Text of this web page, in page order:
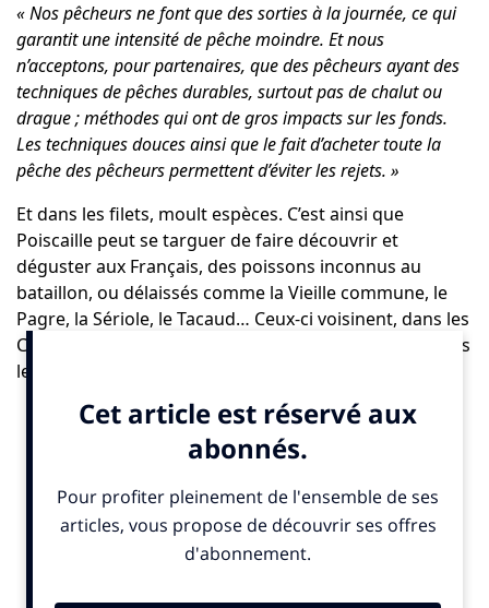
«Nos pêcheurs ne font que des sorties à la journée, ce qui
garantit une intensité de pêche moindre. Et nous
n’acceptons, pour partenaires, que des pêcheurs ayant des
techniques de pêches durables, surtout pas de chalut ou
drague ; méthodes qui ont de gros impacts sur les fonds.
Les techniques douces ainsi que le fait d’acheter toute la
pêche des pêcheurs permettent d’éviter les rejets. »
Et dans les filets, moult espèces. C’est ainsi que
Poiscaille peut se targuer de faire découvrir et
déguster aux Français, des poissons inconnus au
bataillon, ou délaissés comme la Vieille commune, le
Pagre, la Sériole, le Tacaud… Ceux-ci voisinent, dans les
Casiers Poiscaille, avec des espèces plus connues telles
le Bar, la Sole ou les maquereaux, mais aussi des fruits
de mer et des crustacés.
« Nous avons des retours de nos clients qui sont ravis de
découvrir et de déguster des espèces dont ils ignoraient
l’existence ou qu’ils n’auraient jamais songé à acheter. Et les
pêcheurs sont heureux de nous dire que grâce à Poiscaille,
ils peuvent valoriser des espèces qui servaient d’appât ou
abandonnent certaines espèces pour favoriser des poissons